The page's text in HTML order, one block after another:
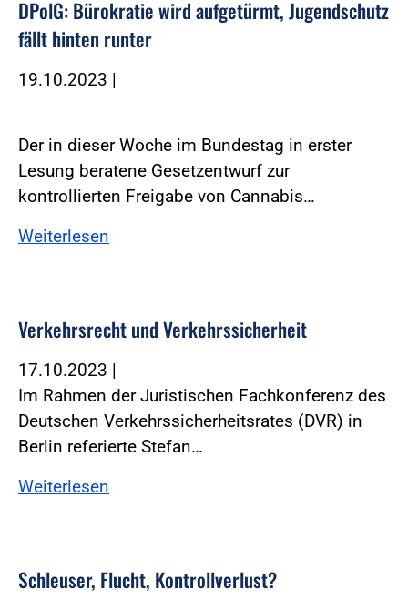
DPolG: Bürokratie wird aufgetürmt, Jugendschutz
fällt hinten runter
19.10.2023 |
Der in dieser Woche im Bundestag in erster
Lesung beratene Gesetzentwurf zur
kontrollierten Freigabe von Cannabis…
Weiterlesen
Verkehrsrecht und Verkehrssicherheit
17.10.2023 |
Im Rahmen der Juristischen Fachkonferenz des
Deutschen Verkehrssicherheitsrates (DVR) in
Berlin referierte Stefan…
Weiterlesen
Schleuser, Flucht, Kontrollverlust?